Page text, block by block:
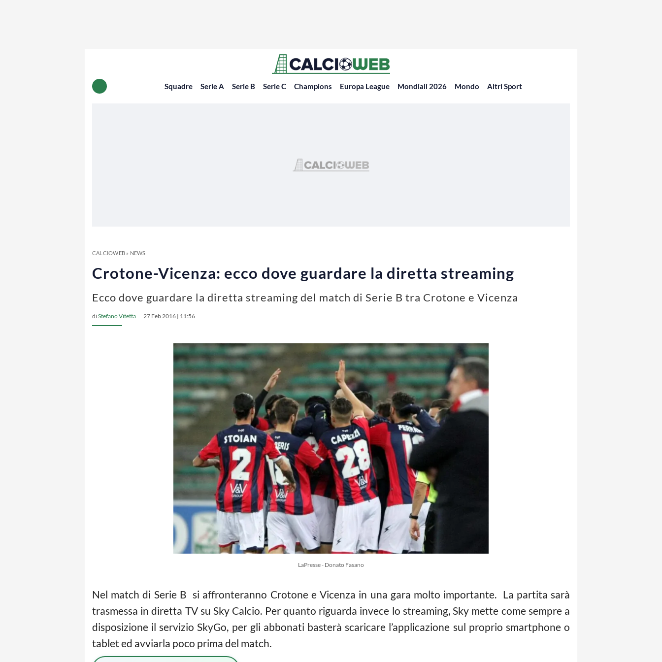
Squadre Serie A Serie B Serie C Champions Europa League Mondiali 2026 Mondo Altri Sport
CALCIOWEB» NEWS
Crotone-Vicenza: ecco dove guardare la diretta streaming
Ecco dove guardare la diretta streaming del match di Serie B tra Crotone e Vicenza
diStefano Vitetta 27 Feb 2016 | 11:56
LaPresse - Donato Fasano
Nel match di Serie B si affronteranno Crotone e Vicenza in una gara molto importante. La partita sarà
trasmessa in diretta TV su Sky Calcio. Per quanto riguarda invece lo streaming, Sky mette come sempre a
disposizione il servizio SkyGo, per gli abbonati basterà scaricare l’applicazione sul proprio smartphone o
tablet ed avviarla poco prima del match.